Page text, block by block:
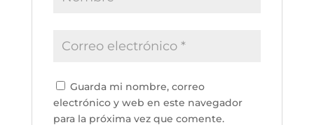
Guarda mi nombre, correo
electrónico y web en este navegador
para la próxima vez que comente.